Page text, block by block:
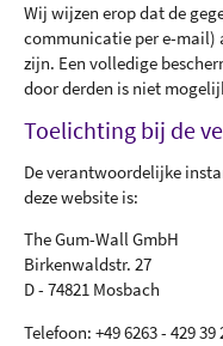
Wij wijzen erop dat de
communicatie per e-mail)
zijn. Een volledige
door derden is niet
Toelichting bij de
De verantwoordelijke
deze website is:
The Gum-Wall GmbH
Birkenwaldstr. 27
D - 74821 Mosbach
Telefoon: +49 6263 - 429 39